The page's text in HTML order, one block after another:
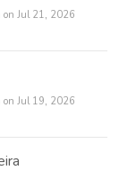
on Jul 21, 2026
on Jul 19, 2026